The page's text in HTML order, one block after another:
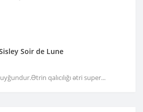
Soir de Lune
qalıcılığı ətri super...